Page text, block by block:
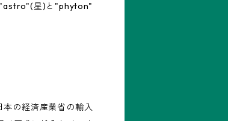
星)と"phyton"
の経済産業省の輸入